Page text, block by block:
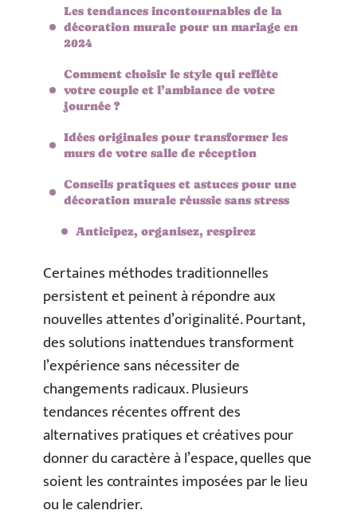
Les tendances incontournables de la
décoration murale pour un mariage en
2024
Comment choisir le style qui reflète
votre couple et l’ambiance de votre
journée ?
Idées originales pour transformer les
murs de votre salle de réception
Conseils pratiques et astuces pour une
décoration murale réussie sans stress
Anticipez, organisez, respirez
Certaines méthodes traditionnelles
persistent et peinent à répondre aux
nouvelles attentes d’originalité. Pourtant,
des solutions inattendues transforment
l’expérience sans nécessiter de
changements radicaux. Plusieurs
tendances récentes offrent des
alternatives pratiques et créatives pour
donner du caractère à l’espace, quelles que
soient les contraintes imposées par le lieu
ou le calendrier.